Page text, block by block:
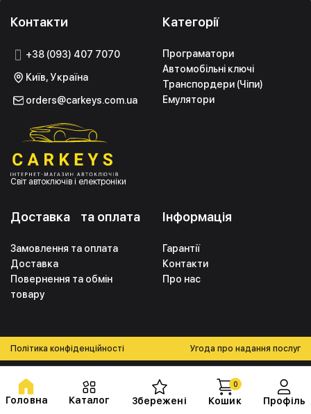
Контакти
+38 (093) 407 7070
Київ, Україна
orders@carkeys.com.ua
Світ автоключів і електроніки
Категорії
Програматори
Автомобільні ключі
Транспордери (Чіпи)
Емулятори
Інформація
Гарантії
Контакти
Про нас
Доставка та оплата
Замовлення та оплата
Доставка
Повернення та обмін
товару
Політика конфіденційності Угода про надання послуг
Головна Каталог Збережені Кошик
0
Профіль